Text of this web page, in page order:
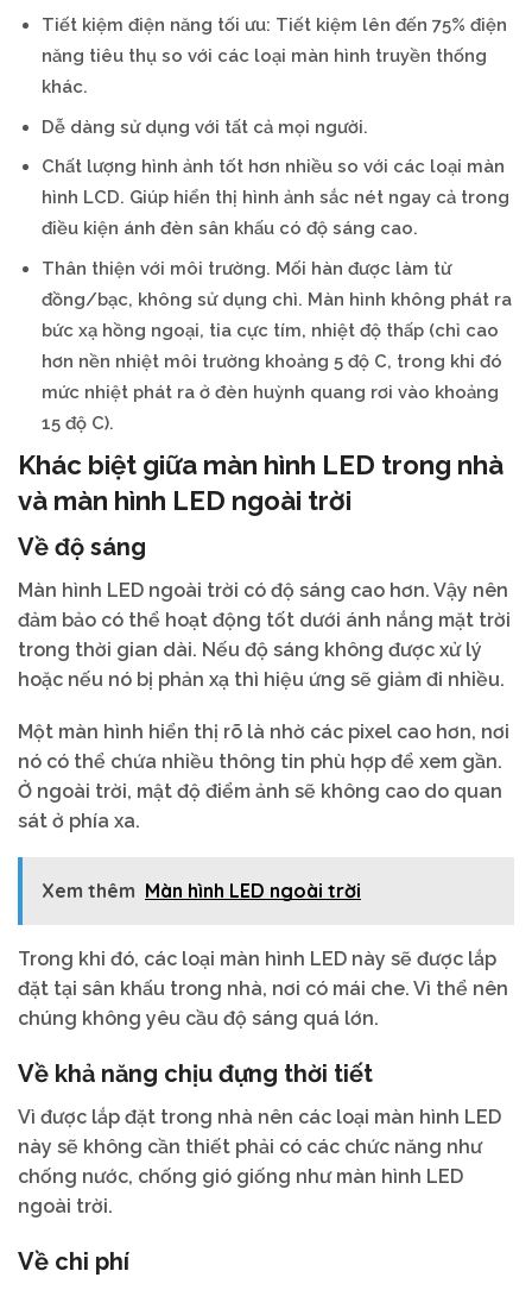
Tiết kiệm điện năng tối ưu: Tiết kiệm lên đến 75% điện
năng tiêu thụ so với các loại màn hình truyền thống
khác.
Dễ dàng sử dụng với tất cả mọi người.
Chất lượng hình ảnh tốt hơn nhiều so với các loại màn
hình LCD. Giúp hiển thị hình ảnh sắc nét ngay cả trong
điều kiện ánh đèn sân khấu có độ sáng cao.
Thân thiện với môi trường. Mối hàn được làm từ
đồng/bạc, không sử dụng chì. Màn hình không phát ra
bức xạ hồng ngoại, tia cực tím, nhiệt độ thấp (chỉ cao
hơn nền nhiệt môi trường khoảng 5 độ C, trong khi đó
mức nhiệt phát ra ở đèn huỳnh quang rơi vào khoảng
15 độ C).
Khác biệt giữa màn hình LED trong nhà
và màn hình LED ngoài trời
Về độ sáng
Màn hình LED ngoài trời có độ sáng cao hơn. Vậy nên
đảm bảo có thể hoạt động tốt dưới ánh nắng mặt trời
trong thời gian dài. Nếu độ sáng không được xử lý
hoặc nếu nó bị phản xạ thì hiệu ứng sẽ giảm đi nhiều.
Một màn hình hiển thị rõ là nhờ các pixel cao hơn, nơi
nó có thể chứa nhiều thông tin phù hợp để xem gần.
Ở ngoài trời, mật độ điểm ảnh sẽ không cao do quan
sát ở phía xa.
Xem thêm Màn hình LED ngoài trời
Trong khi đó, các loại màn hình LED này sẽ được lắp
đặt tại sân khấu trong nhà, nơi có mái che. Vì thể nên
chúng không yêu cầu độ sáng quá lớn.
Về khả năng chịu đựng thời tiết
Vì được lắp đặt trong nhà nên các loại màn hình LED
này sẽ không cần thiết phải có các chức năng như
chống nước, chống gió giống như màn hình LED
ngoài trời.
Về chi phí